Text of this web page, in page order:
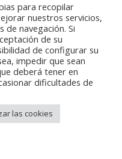
para recopilar
nuestros servicios,
de navegación. Si
de su
de configurar su
impedir que sean
deberá tener en
dificultades de
las cookies